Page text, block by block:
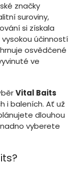
značky
suroviny,
si získala
účinností
osvědčené
ve
Vital Baits
i baleních. Ať už
dlouhou
vyberete